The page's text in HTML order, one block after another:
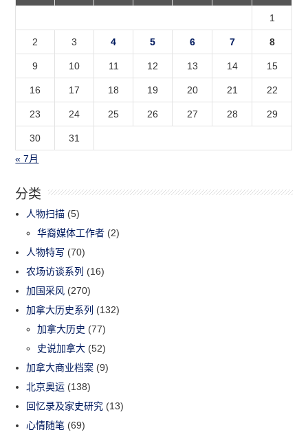
1
2 3 4 5 6 7 8
9 10 11 12 13 14 15
16 17 18 19 20 21 22
23 24 25 26 27 28 29
30
31
« 7月
分类
人物扫描 (5)
华裔媒体工作者 (2)
人物特写 (70)
农场访谈系列 (16)
加国采风 (270)
加拿大历史系列 (132)
加拿大历史 (77)
史说加拿大 (52)
加拿大商业档案 (9)
北京奥运 (138)
回忆录及家史研究 (13)
心情随笔 (69)